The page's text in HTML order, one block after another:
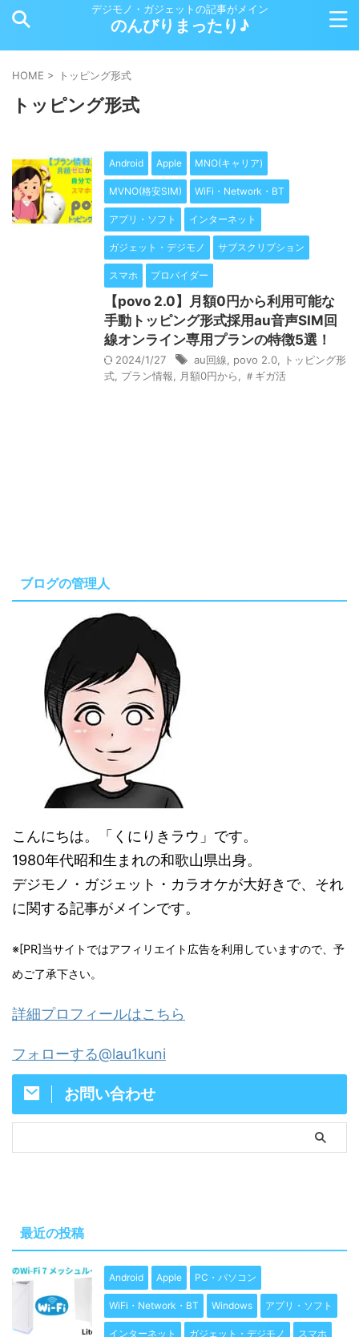
デジモノ・ガジェットの記事がメイン
のんびりまったり♪
HOME > トッピング形式
トッピング形式
Android Apple MNO(キャリア)
MVNO(格安SIM) WiFi・Network・BT
アプリ・ソフト インターネット
ガジェット・デジモノ サブスクリプション
スマホ プロバイダー
【povo 2.0】月額0円から利用可能な
手動トッピング形式採用au音声SIM回
線オンライン専用プランの特徴5選！
2024/1/27 au回線 povo 2.0
トッピング形
式 プラン情報 月額0円から ＃ギガ活
ブログの管理人
こんにちは。「くにりきラウ」です。
1980年代昭和生まれの和歌山県出身。
デジモノ・ガジェット・カラオケが大好きで、それ
に関する記事がメインです。
※[PR]当サイトではアフィリエイト広告を利用していますので、予
めご了承下さい。
詳細プロフィールはこちら
フォローする@lau1kuni
お問い合わせ
最近の投稿
Android Apple PC・パソコン
WiFi・Network・BT Windows アプリ・ソフト
インターネット ガジェット・デジモノ スマホ